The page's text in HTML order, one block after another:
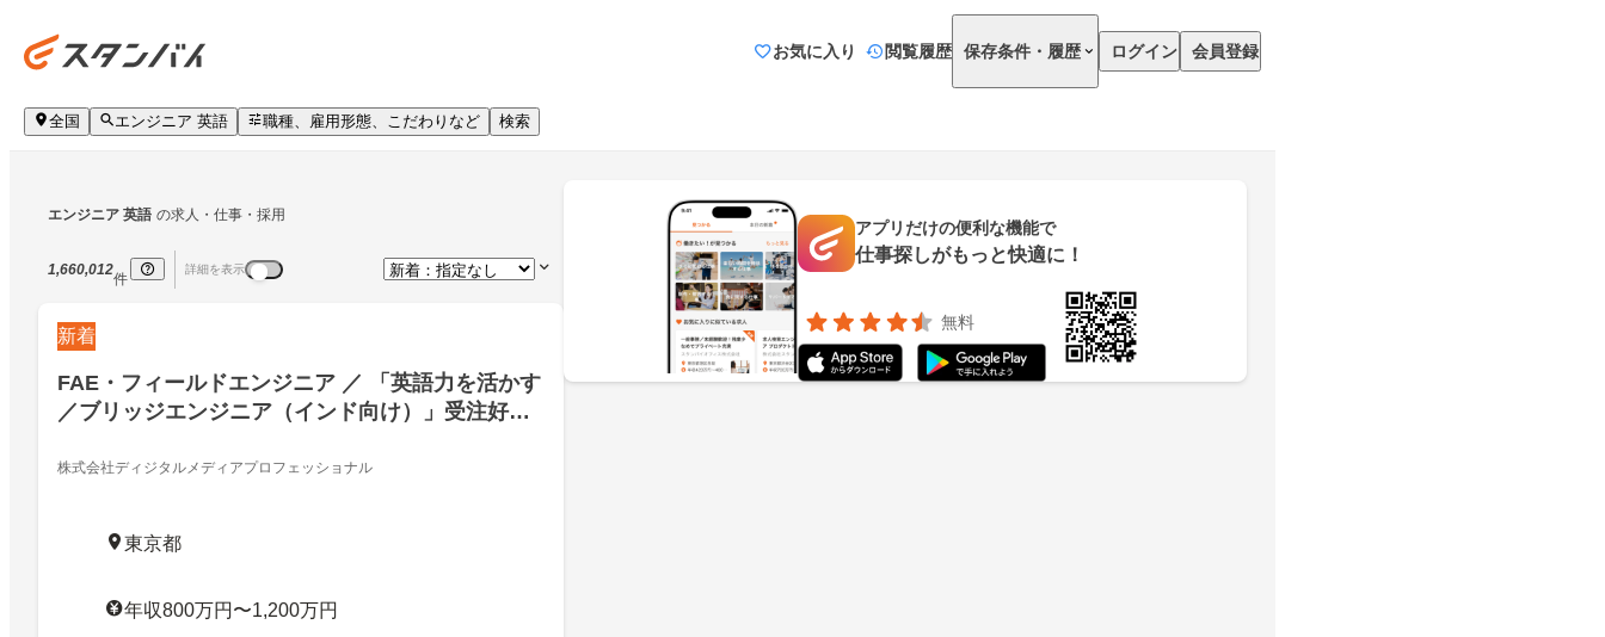
お気に入り 閲覧履歴 保存条件・履歴 ログイン 会員登録
全国 エンジニア 英語 職種、雇用形態、こだわりなど 検索
エンジニア 英語 の求人・仕事・採用
1,660,012
件
詳細を表示
新着
FAE・フィールドエンジニア ／ 「英語力を活かす
／ブリッジエンジニア（インド向け）」受注好調
株式会社ディジタルメディアプロフェッショナル
東京都
年収800万円〜1,200万円
アプリだけの便利な機能で
仕事探しがもっと快適に！
無料